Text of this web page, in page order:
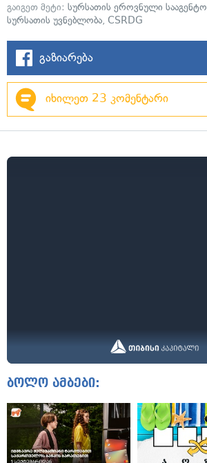
გაიგეთ მეტი: სურსათის ეროვნული სააგენტო
სურსათის უვნებლობა, CSRDG
გაზიარება
იხილეთ 23 კომენტარი
ბოლო ამბები: